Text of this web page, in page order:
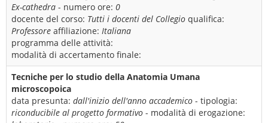
Ex-cathedra - numero ore: 0
docente del corso: Tutti i docenti del Collegio qualifica:
Professore affiliazione: Italiana
programma delle attività:
modalità di accertamento finale:
Tecniche per lo studio della Anatomia Umana
microscopoica
data presunta: dall'inizio dell'anno accademico - tipologia:
riconducibile al progetto formativo - modalità di erogazione: